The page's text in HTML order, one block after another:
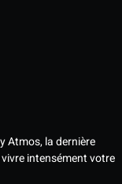
Atmos, la dernière
intensément votre